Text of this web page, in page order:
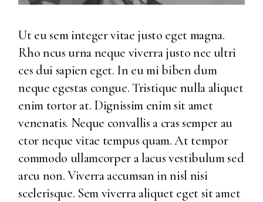
Ut eu sem integer vitae justo eget magna.
Rho ncus urna neque viverra justo nec ultri
ces dui sapien eget. In eu mi biben dum
neque egestas congue. Tristique nulla aliquet
enim tortor at. Dignissim enim sit amet
venenatis. Neque convallis a cras semper au
ctor neque vitae tempus quam. At tempor
commodo ullamcorper a lacus vestibulum sed
arcu non. Viverra accumsan in nisl nisi
scelerisque. Sem viverra aliquet eget sit amet